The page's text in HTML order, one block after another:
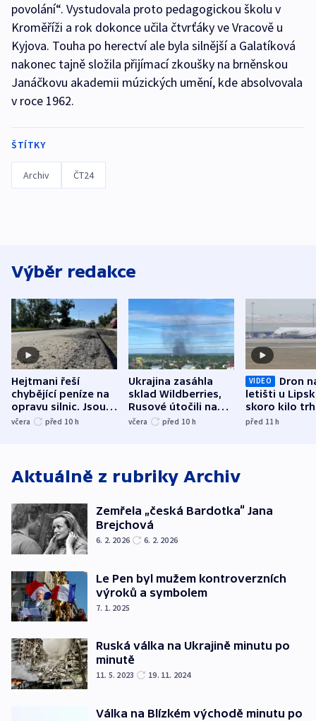
povolání“. Vystudovala proto pedagogickou školu v
Kroměříži a rok dokonce učila čtvrťáky ve Vracově u
Kyjova. Touha po herectví ale byla silnější a Galatíková
nakonec tajně složila přijímací zkoušky na brněnskou
Janáčkovu akademii múzických umění, kde absolvovala
v roce 1962.
ŠTÍTKY
Archiv ČT24
Výběr redakce
Hejtmani řeší
chybějící peníze na
opravu silnic. Jsou
nenárokové, namítá
včera před 10 h
Ukrajina zasáhla
sklad Wildberries,
Rusové útočili na
trh, hasiče či
včera před 10 h
VIDEO
Dron
letišti u
skoro kilo
indicie
před 11h
Aktuálně z rubriky Archiv
Zemřela „česká Bardotka“ Jana
Brejchová
6. 2. 2026 6. 2. 2026
Le Pen byl mužem kontroverzních
výroků a symbolem
7. 1. 2025
Ruská válka na Ukrajině minutu po
minutě
11. 5. 2023 19. 11. 2024
Válka na Blízkém východě minutu po